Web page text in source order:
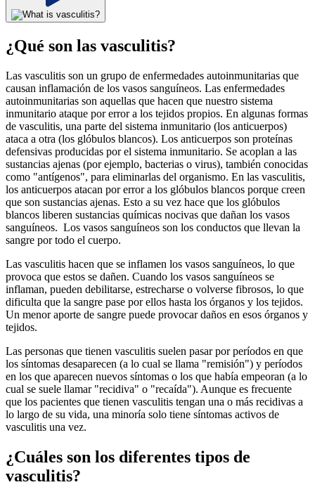
¿Qué son las vasculitis?
Las vasculitis son un grupo de enfermedades autoinmunitarias que
causan inflamación de los vasos sanguíneos. Las enfermedades
autoinmunitarias son aquellas que hacen que nuestro sistema
inmunitario ataque por error a los tejidos propios. En algunas formas
de vasculitis, una parte del sistema inmunitario (los anticuerpos)
ataca a otra (los glóbulos blancos). Los anticuerpos son proteínas
defensivas producidas por el sistema inmunitario. Se acoplan a las
sustancias ajenas (por ejemplo, bacterias o virus), también conocidas
como "antígenos", para eliminarlas del organismo. En las vasculitis,
los anticuerpos atacan por error a los glóbulos blancos porque creen
que son sustancias ajenas. Esto a su vez hace que los glóbulos
blancos liberen sustancias químicas nocivas que dañan los vasos
sanguíneos. Los vasos sanguíneos son los conductos que llevan la
sangre por todo el cuerpo.
Las vasculitis hacen que se inflamen los vasos sanguíneos, lo que
provoca que estos se dañen. Cuando los vasos sanguíneos se
inflaman, pueden debilitarse, estrecharse o volverse fibrosos, lo que
dificulta que la sangre pase por ellos hasta los órganos y los tejidos.
Un menor aporte de sangre puede provocar daños en esos órganos y
tejidos.
Las personas que tienen vasculitis suelen pasar por períodos en que
los síntomas desaparecen (a lo cual se llama "remisión") y períodos
en los que aparecen nuevos síntomas o los que había empeoran (a lo
cual se suele llamar "recidiva" o "recaída"). Aunque es frecuente
que los pacientes que tienen vasculitis tengan una o más recidivas a
lo largo de su vida, una minoría solo tiene síntomas activos de
vasculitis una vez.
¿Cuáles son los diferentes tipos de
vasculitis?